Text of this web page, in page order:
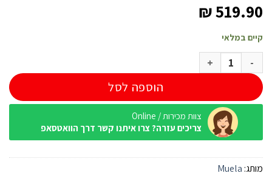
₪519.90
קיים במלאי
כמות של סכין Muela Scorpion 18NM
הוספה לסל
צוות מכירות / Online
צריכים עזרה? צרו איתנו קשר דרך הוואטסאפ
מותג: Muela